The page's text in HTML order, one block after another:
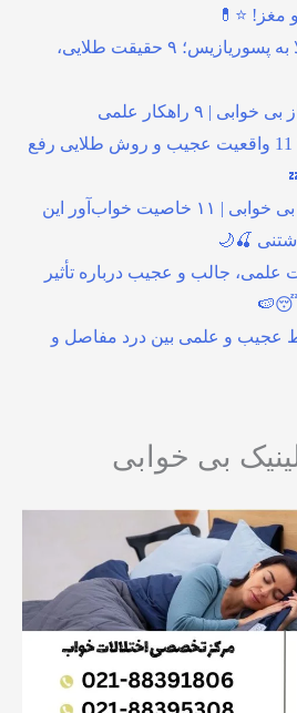
مغز! ⭐💊
بی خوابی در بیماران مبتلا به پسوریازیس؛ ۹ حقیقت طلایی،
| ۹ راهکار علمی
چرا روزها خواب‌آلوده‌ام؟ 11 واقعیت عجیب و روش طلایی رفع
آلبالو گیلاس برای درمان بی خوابی | ۱۱ خاصیت خواب‌آور این
🍒🌙
و خواب | ۹ حقیقت علمی، جالب و عجیب درباره تأثیر
😴🍉
عجیب و علمی بین درد مفاصل و
بی خوابی